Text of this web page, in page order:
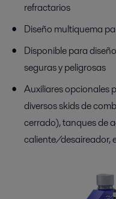
refractarios
Diseño multiquema
Disponible para
seguras y peligrosas
Auxiliares opcionales
diversos skids de
cerrado), tanques de
caliente/desaireador,